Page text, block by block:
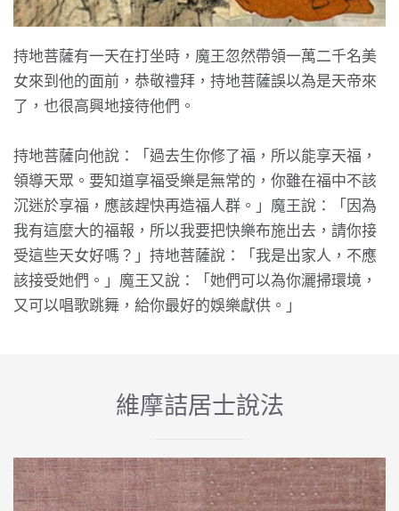
持地菩薩有一天在打坐時，魔王忽然帶領一萬二千名美
女來到他的面前，恭敬禮拜，持地菩薩誤以為是天帝來
了，也很高興地接待他們。
持地菩薩向他說：「過去生你修了福，所以能享天福，
領導天眾。要知道享福受樂是無常的，你雖在福中不該
沉迷於享福，應該趕快再造福人群。」魔王說：「因為
我有這麼大的福報，所以我要把快樂布施出去，請你接
受這些天女好嗎？」持地菩薩說：「我是出家人，不應
該接受她們。」魔王又說：「她們可以為你灑掃環境，
又可以唱歌跳舞，給你最好的娛樂獻供。」
維摩詰居士說法